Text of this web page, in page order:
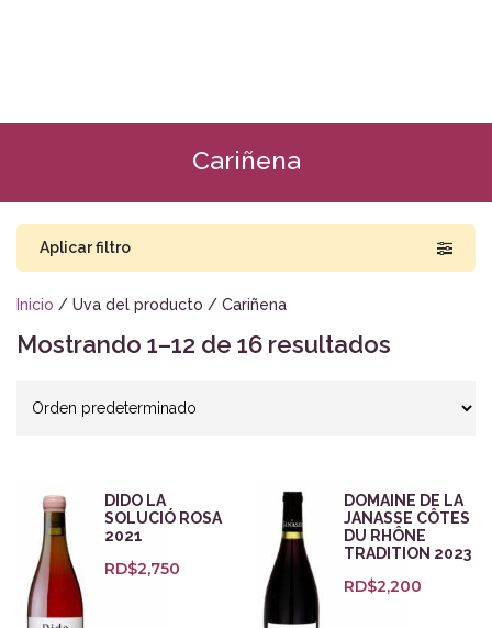
Cariñena
Aplicar filtro
Buscar por precio
Bodegas
Zonas
Inicio / Uva del producto / Cariñena
Mostrando 1–12 de 16 resultados
DIDO LA
SOLUCIÓ ROSA
2021
RD$2,750
DOMAINE DE LA
JANASSE CÔTES
DU RHÔNE
TRADITION 2023
RD$2,200